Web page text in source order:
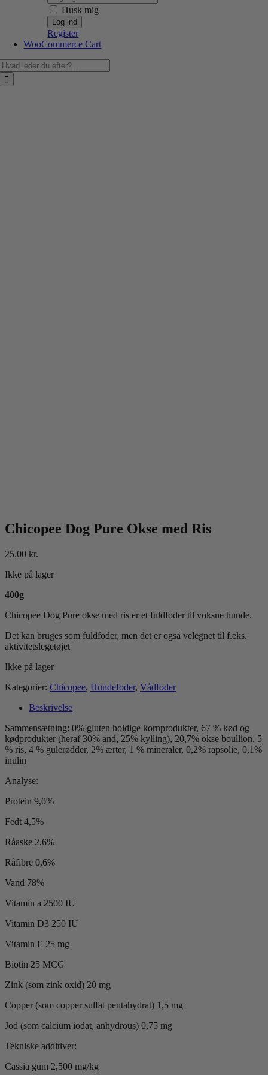
Husk mig
Register
WooCommerce Cart
Chicopee Dog Pure Okse med Ris
25.00 kr.
Ikke på lager
400g
Chicopee Dog Pure okse med ris er et fuldfoder til voksne hunde.
Det kan bruges som fuldfoder, men det er også velegnet til f.eks.
aktivitetslegetøjet
Ikke på lager
Kategorier: Chicopee, Hundefoder, Vådfoder
Beskrivelse
Sammensætning: 0% gluten holdige kornprodukter, 67 % kød og
kødprodukter (heraf 30% and, 25% kylling), 20,7% okse boullion, 5
% ris, 4 % gulerødder, 2% ærter, 1 % mineraler, 0,2% rapsolie, 0,1%
inulin
Analyse:
Protein 9,0%
Fedt 4,5%
Råaske 2,6%
Råfibre 0,6%
Vand 78%
Vitamin a 2500 IU
Vitamin D3 250 IU
Vitamin E 25 mg
Biotin 25 MCG
Zink (som zink oxid) 20 mg
Copper (som copper sulfat pentahydrat) 1,5 mg
Jod (som calcium iodat, anhydrous) 0,75 mg
Tekniske additiver:
Cassia gum 2,500 mg/kg